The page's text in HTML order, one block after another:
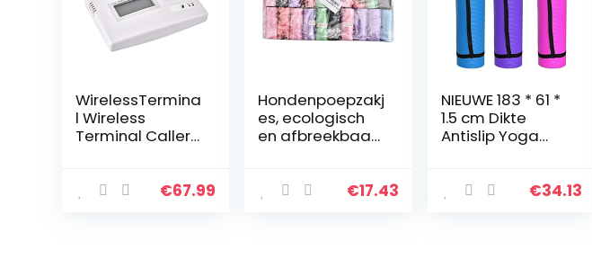
WirelessTermina
l Wireless
Terminal Caller
Desktop Phone
€67.99
Hondenpoepzakj
es, ecologisch
en afbreekbaar
opruimen van
€17.43
NIEUWE 183 * 61 *
1.5 cm Dikte
Antislip Yoga
Matten
€34.13